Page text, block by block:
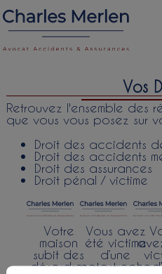
Vos
Retrouvez l'ensemble des
que vous vous posez sur
Droit des accidents
Droit des accidents
Droit des assurances
Droit pénal / victime
Votre
maison
subit des
désordres
Vous avez
été victime
d’une
catastrophe